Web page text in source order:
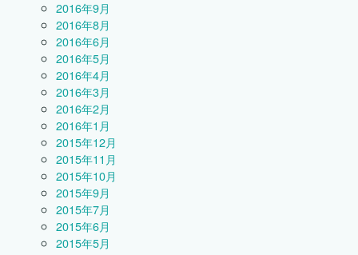
2016年9月
2016年8月
2016年6月
2016年5月
2016年4月
2016年3月
2016年2月
2016年1月
2015年12月
2015年11月
2015年10月
2015年9月
2015年7月
2015年6月
2015年5月